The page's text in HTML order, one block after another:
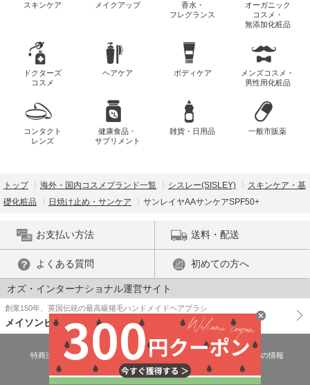
スキンケア メイクアップ
香水・
フレグランス
オーガニック
コスメ・
無添加化粧品
ドクターズ
コスメ
ヘアケア ボディケア
メンズコスメ・
男性用化粧品
コンタクト
レンズ
健康食品・
サプリメント
雑貨・日用品 一般市販薬
トップ 海外・国内コスメブランド一覧 シスレー(SISLEY)
スキンケア・基
礎化粧品
日焼け止め・サンケア サンレイヤAAサンケアSPF50+
お支払い方法 送料・配送
よくある質問 初めての方へ
オズ・インターナショナル運営サイト
創業150年、英国伝統の最高級猪毛ハンドメイドヘアブラシ
メイソンピアソン
特商法に基づく表示 プライバシーポリシー
医薬品販売許可証の情報
ご利用規約
PC版で表示